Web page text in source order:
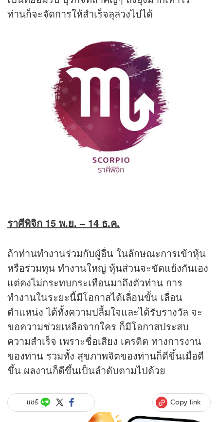
ท่านก็จะจัดการให้สำเร็จลุล่วงไปได้
ราศีพิจิก 15 พ.ย. – 14 ธ.ค.
ถ้าท่านทำงานร่วมกับผู้อื่น ในลักษณะการเข้าหุ้น
หรือร่วมทุน ทำงานใหญ่ หุ้นส่วนจะขัดแย้งกันเอง
แต่คงไม่กระทบกระเทือนมาถึงตัวท่าน การ
ทำงานในระยะนี้มีโอกาสได้เลื่อนขั้น เลื่อน
ตำแหน่ง ได้ทั้งความปลื้มใจและได้รับรางวัล จะ
ขอความช่วยเหลือจากใคร ก็มีโอกาสประสบ
ความสำเร็จ เพราะชื่อเสียง เครดิต ทางการงาน
ของท่าน รวมทั้ง สุขภาพจิตของท่านก็ดีขึ้นเมื่อดี
ขึ้น ผลงานก็ดีขึ้นเป็นลำดับตามไปด้วย
แชร์ Copy link